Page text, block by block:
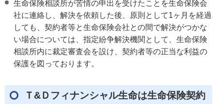
生命保険相談所が苦情の申出を受けたことを生命保険会
社に連絡し、解決を依頼した後、原則として1ヶ月を経過
しても、契約者等と生命保険会社との間で解決がつかな
い場合については、指定紛争解決機関として、生命保険
相談所内に裁定審査会を設け、契約者等の正当な利益の
保護を図っております。
Ｔ&Ｄフィナンシャル生命は生命保険契約